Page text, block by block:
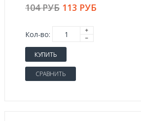
104 РУБ 113 РУБ
Кол-во:
КУПИТЬ
СРАВНИТЬ